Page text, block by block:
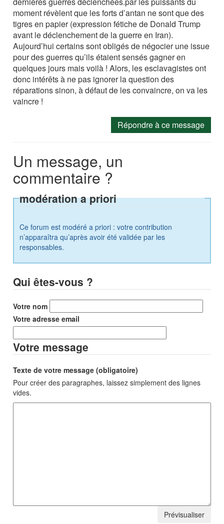
moment révèlent que les forts d’antan ne sont que des
tigres en papier (expression fétiche de Donald Trump
avant le déclenchement de la guerre en Iran).
Aujourd’hui certains sont obligés de négocier une issue
pour des guerres qu’ils étaient sensés gagner en
quelques jours mais voilà ! Alors, les esclavagistes ont
donc intérêts à ne pas ignorer la question des
réparations sinon, à défaut de les convaincre, on va les
vaincre !
Répondre à ce message
Un message, un
commentaire ?
modération a priori
Ce forum est modéré a priori : votre contribution
n’apparaîtra qu’après avoir été validée par les
responsables.
Qui êtes-vous ?
Votre nom
Votre adresse email
Votre message
Texte de votre message (obligatoire)
Pour créer des paragraphes, laissez simplement des lignes
vides.